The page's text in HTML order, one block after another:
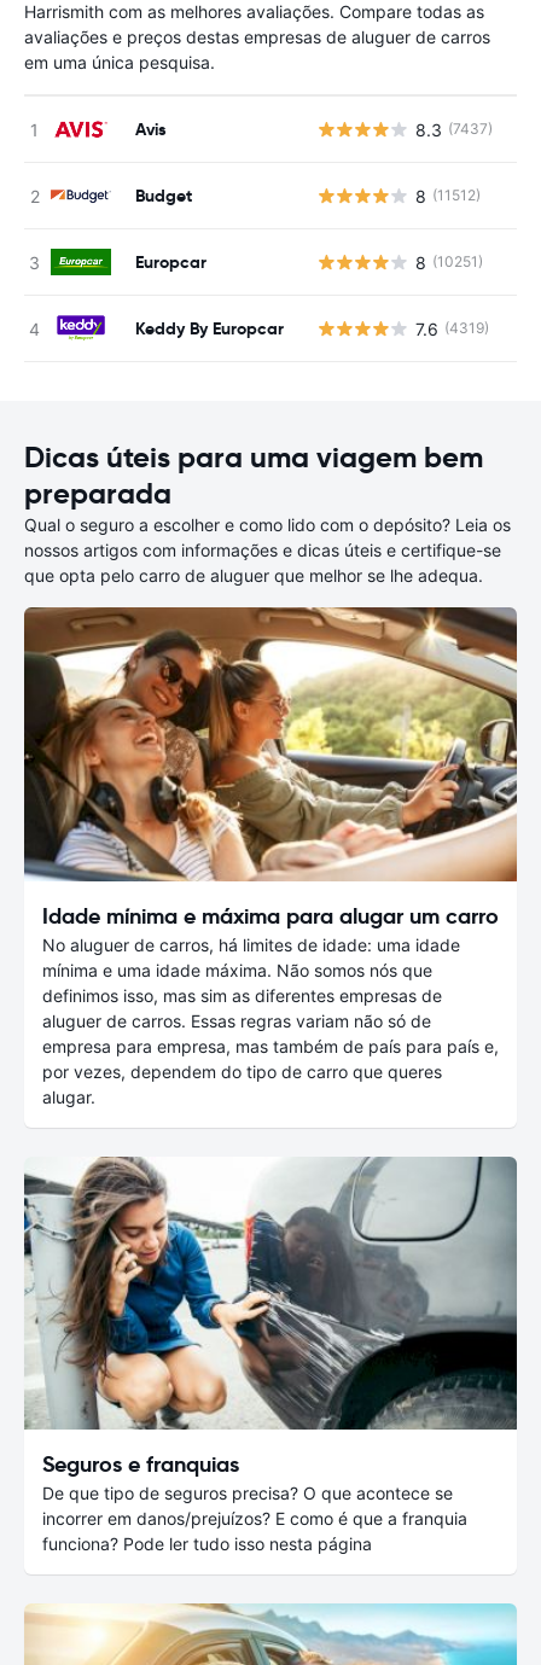
Harrismith com as melhores avaliações. Compare todas as
avaliações e preços destas empresas de aluguer de carros
em uma única pesquisa.
Avis 8.3 (7437)
Budget 8 (11512)
Europcar 8 (10251)
Keddy By Europcar 7.6 (4319)
Dicas úteis para uma viagem bem
preparada
Qual o seguro a escolher e como lido com o depósito? Leia os
nossos artigos com informações e dicas úteis e certifique-se
que opta pelo carro de aluguer que melhor se lhe adequa.
Idade mínima e máxima para alugar um carro
No aluguer de carros, há limites de idade: uma idade
mínima e uma idade máxima. Não somos nós que
definimos isso, mas sim as diferentes empresas de
aluguer de carros. Essas regras variam não só de
empresa para empresa, mas também de país para país e,
por vezes, dependem do tipo de carro que queres
alugar.
Seguros e franquias
De que tipo de seguros precisa? O que acontece se
incorrer em danos/prejuízos? E como é que a franquia
funciona? Pode ler tudo isso nesta página